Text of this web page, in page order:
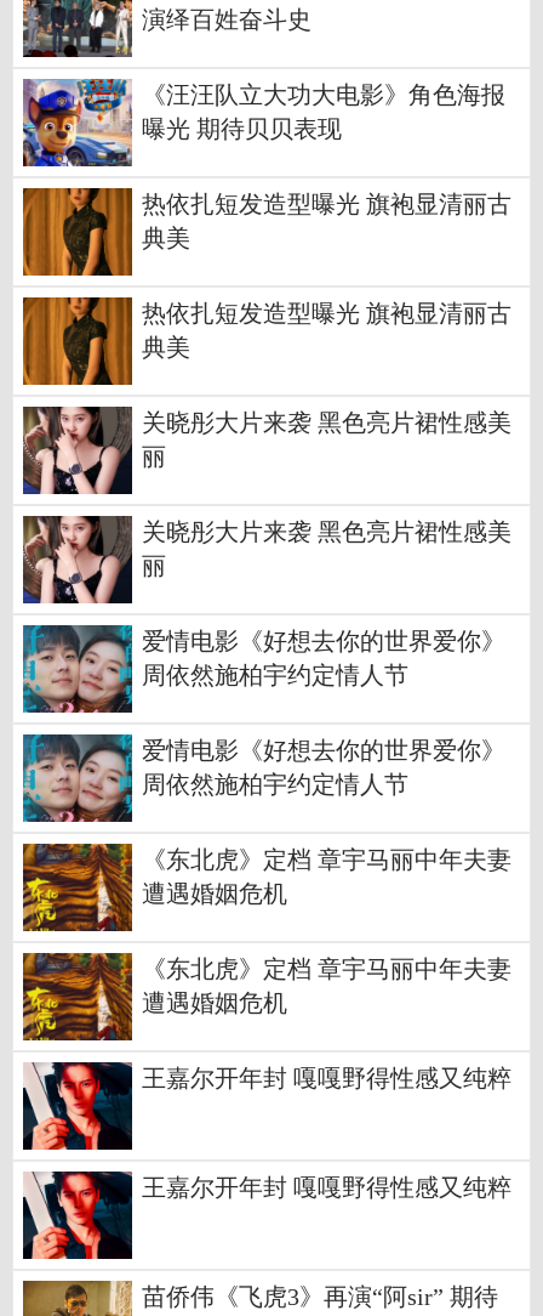
演绎百姓奋斗史
《汪汪队立大功大电影》角色海报
曝光 期待贝贝表现
热依扎短发造型曝光 旗袍显清丽古
典美
热依扎短发造型曝光 旗袍显清丽古
典美
关晓彤大片来袭 黑色亮片裙性感美
丽
关晓彤大片来袭 黑色亮片裙性感美
丽
爱情电影《好想去你的世界爱你》
周依然施柏宇约定情人节
爱情电影《好想去你的世界爱你》
周依然施柏宇约定情人节
《东北虎》定档 章宇马丽中年夫妻
遭遇婚姻危机
《东北虎》定档 章宇马丽中年夫妻
遭遇婚姻危机
王嘉尔开年封 嘎嘎野得性感又纯粹
王嘉尔开年封 嘎嘎野得性感又纯粹
苗侨伟《飞虎3》再演“阿sir” 期待